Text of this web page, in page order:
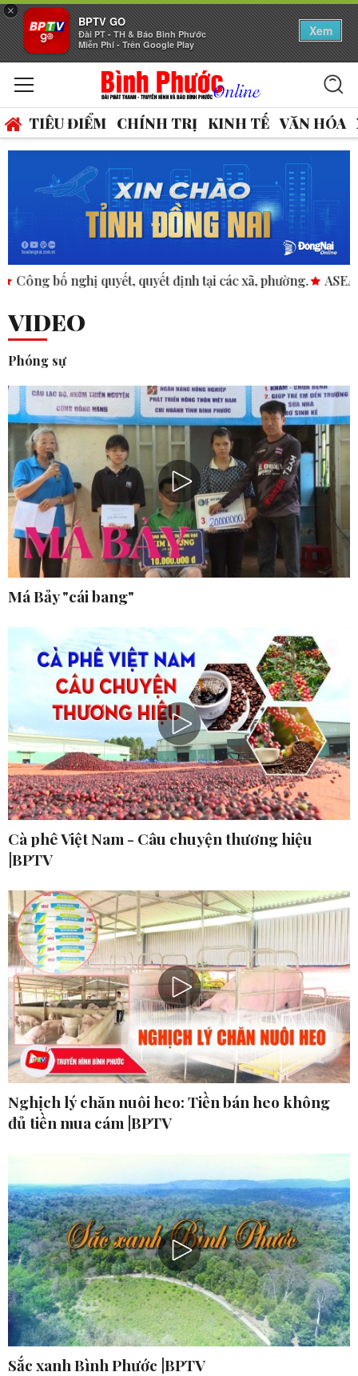
×
BPTV GO
Đài PT - TH & Báo Bình Phước
Miễn Phí - Trên Google Play
Xem
TIÊU ĐIỂM CHÍNH TRỊ KINH TẾ VĂN HÓA
quyết định tại các xã, phường. ASEAN thúc đẩy bình
VIDEO
Phóng sự
Má Bảy "cái bang"
Cà phê Việt Nam - Câu chuyện thương hiệu
|BPTV
Nghịch lý chăn nuôi heo: Tiền bán heo không
đủ tiền mua cám |BPTV
Sắc xanh Bình Phước |BPTV